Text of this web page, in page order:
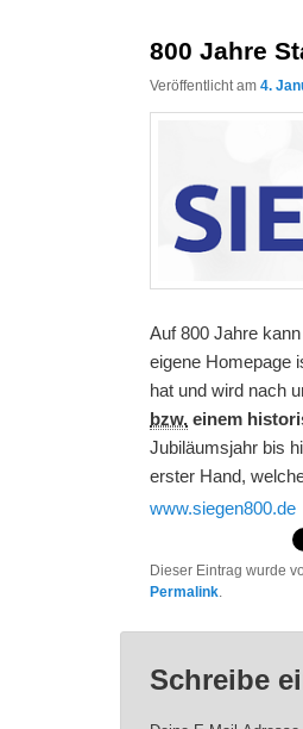
800 Jahre
Veröffentlicht am4.
Auf 800 Jahre
eigene Homepage
hat und wird nach
bzw. einem
Jubiläumsjahr bis
erster Hand,
www.siegen800.de
Dieser Eintrag wurde
Permalink
Schreibe